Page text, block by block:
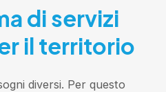
di servizi
il territorio
diversi. Per questo